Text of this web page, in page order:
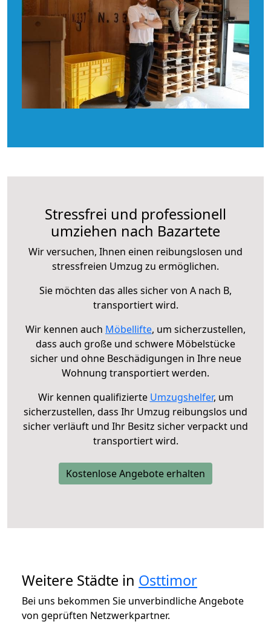
Stressfrei und professionell
umziehen nach Bazartete
Wir versuchen, Ihnen einen reibungslosen und
stressfreien Umzug zu ermöglichen.
Sie möchten das alles sicher von A nach B,
transportiert wird.
Wir kennen auch Möbellifte, um sicherzustellen,
dass auch große und schwere Möbelstücke
sicher und ohne Beschädigungen in Ihre neue
Wohnung transportiert werden.
Wir kennen qualifizierte Umzugshelfer, um
sicherzustellen, dass Ihr Umzug reibungslos und
sicher verläuft und Ihr Besitz sicher verpackt und
transportiert wird.
Kostenlose Angebote erhalten
Weitere Städte in Osttimor
Bei uns bekommen Sie unverbindliche Angebote
von geprüften Netzwerkpartner.